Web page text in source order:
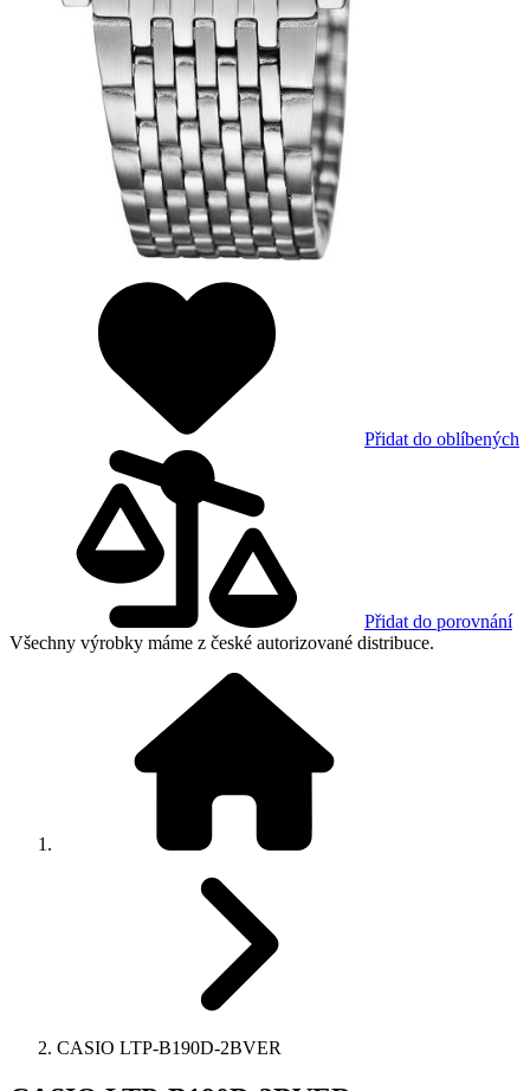
Přidat do oblíbených
Přidat do porovnání
Všechny výrobky máme z české autorizované distribuce.
CASIO LTP-B190D-2BVER